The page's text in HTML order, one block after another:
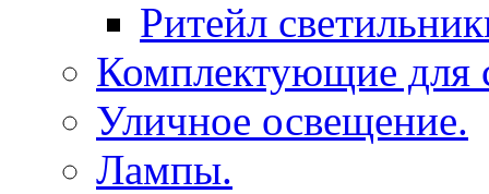
Ритейл
Комплектующие для
Уличное освещение.
Лампы.